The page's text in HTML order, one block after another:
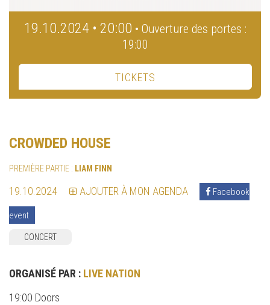
19.10.2024 • 20:00 • Ouverture des portes :
19:00
TICKETS
CROWDED HOUSE
PREMIÈRE PARTIE : LIAM FINN
19.10.2024 AJOUTER À MON AGENDA Facebook
event
CONCERT
ORGANISÉ PAR : LIVE NATION
19:00 Doors